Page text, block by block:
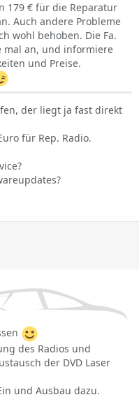
179 € für die Reparatur
Auch andere Probleme
wohl behoben. Die Fa.
mal an, und informiere
und Preise.
der liegt ja fast direkt
für Rep. Radio.
des Radios und
der DVD Laser
und Ausbau dazu.